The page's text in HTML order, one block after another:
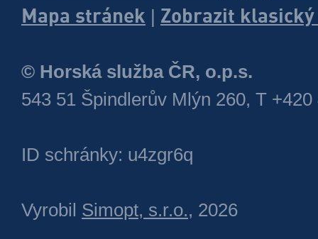
Mapa stránek
Zobrazit
© Horská služba ČR, o.p.s.
543 51 Špindlerův Mlýn 260, T +420
ID schránky: u4zgr6q
Vyrobil Simopt, s.r.o., 2026